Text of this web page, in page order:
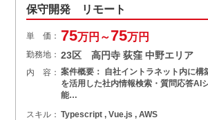
保守開発 リモート
単 価： 75万円～75万円
勤務地： 23区 高円寺 荻窪 中野エリア
内 容： 案件概要： 自社イントラネット内に構
を活用した社内情報検索・質問応答AI
能…
スキル： Typescript , Vue.js , AWS